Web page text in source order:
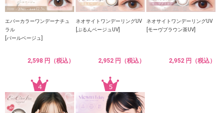
エバーカラーワンデーナチュ
ラル
[パールベージュ]
2,598 円（税込）
ネオサイトワンデーリングUV
[ぷるんベージュUV]
2,952 円（税込）
ネオサイトワンデーリングUV
[モーヴブラウン茶UV]
2,952 円（税込）